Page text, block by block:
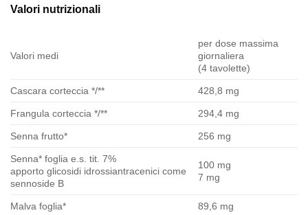
Valori nutrizionali
Valori medi
per dose massima
giornaliera
(4 tavolette)
Cascara corteccia */** 428,8 mg
Frangula corteccia */** 294,4 mg
Senna frutto* 256 mg
Senna* foglia e.s. tit. 7%
apporto glicosidi idrossiantracenici come
sennoside B
100 mg
7 mg
Malva foglia* 89,6 mg